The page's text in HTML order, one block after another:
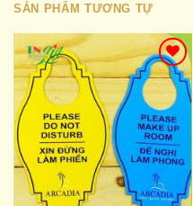
SẢN PHẨM TƯƠNG TỰ
Add to
wishlist